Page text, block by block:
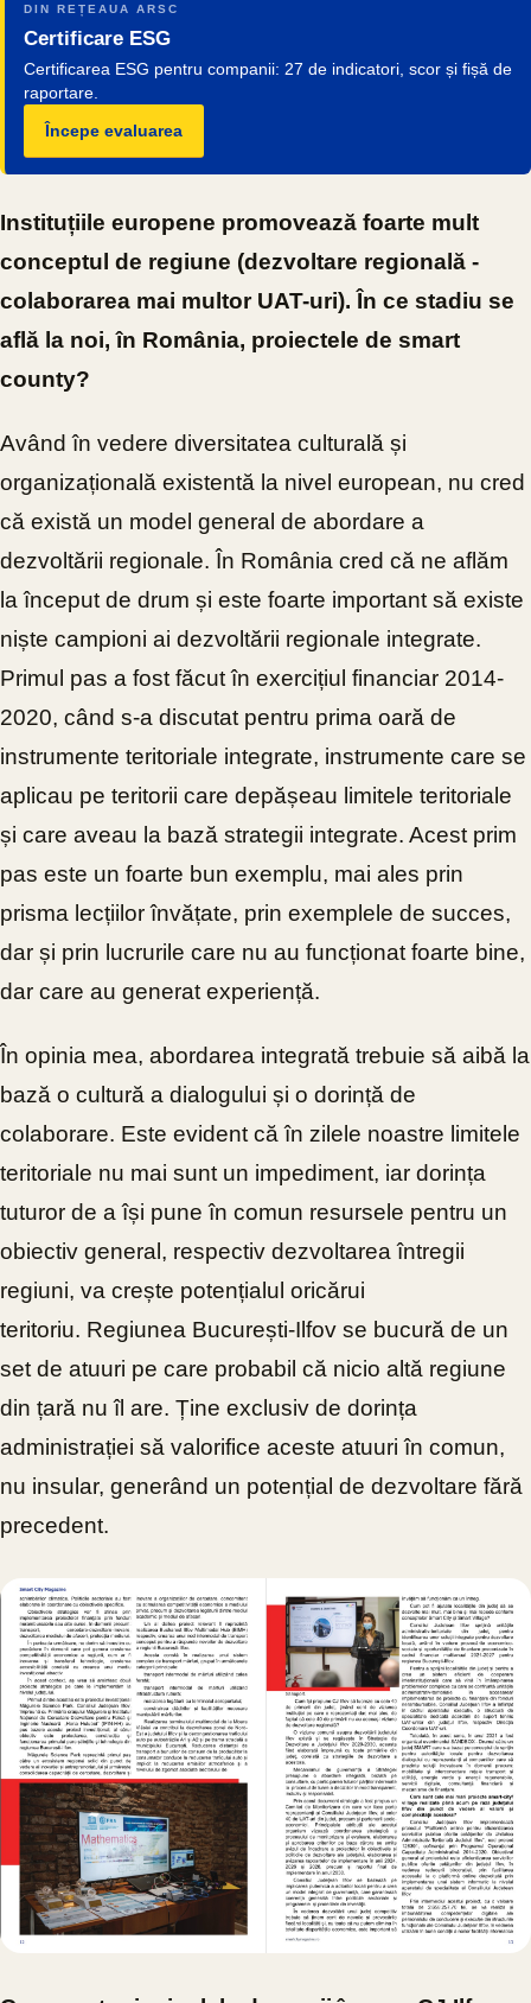
DIN REȚEAUA ARSC
Certificare ESG
Certificarea ESG pentru companii: 27 de indicatori, scor și fișă de
raportare.
Începe evaluarea
Instituțiile europene promovează foarte mult
conceptul de regiune (dezvoltare regională -
colaborarea mai multor UAT-uri). În ce stadiu se
află la noi, în România, proiectele de smart
county?
Având în vedere diversitatea culturală și
organizațională existentă la nivel european, nu cred
că există un model general de abordare a
dezvoltării regionale. În România cred că ne aflăm
la început de drum și este foarte important să existe
niște campioni ai dezvoltării regionale integrate.
Primul pas a fost făcut în exercițiul financiar 2014-
2020, când s-a discutat pentru prima oară de
instrumente teritoriale integrate, instrumente care se
aplicau pe teritorii care depășeau limitele teritoriale
și care aveau la bază strategii integrate. Acest prim
pas este un foarte bun exemplu, mai ales prin
prisma lecțiilor învățate, prin exemplele de succes,
dar și prin lucrurile care nu au funcționat foarte bine,
dar care au generat experiență.
În opinia mea, abordarea integrată trebuie să aibă la
bază o cultură a dialogului și o dorință de
colaborare. Este evident că în zilele noastre limitele
teritoriale nu mai sunt un impediment, iar dorința
tuturor de a își pune în comun resursele pentru un
obiectiv general, respectiv dezvoltarea întregii
regiuni, va crește potențialul oricărui
teritoriu. Regiunea București-Ilfov se bucură de un
set de atuuri pe care probabil că nicio altă regiune
din țară nu îl are. Ține exclusiv de dorința
administrației să valorifice aceste atuuri în comun,
nu insular, generând un potențial de dezvoltare fără
precedent.